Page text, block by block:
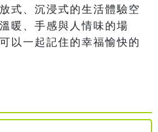
式、沉浸式的生活體驗空
暖、手感與人情味的場
以一起記住的幸福愉快的